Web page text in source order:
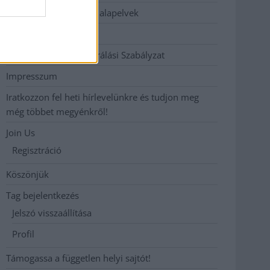
Etikai és függetlenségi alapelvek
Hozzászólási és Moderálási Szabályzat
Impresszum
Iratkozzon fel heti hírlevelünkre és tudjon meg
még többet megyénkről!
Join Us
Regisztráció
Köszönjük
Tag bejelentkezés
Jelszó visszaállítása
Profil
Támogassa a független helyi sajtót!